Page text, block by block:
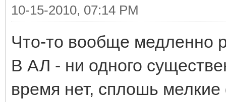
10-15-2010, 07:14 PM
Что-то вообще медленно
В АЛ - ни одного
время нет, сплошь